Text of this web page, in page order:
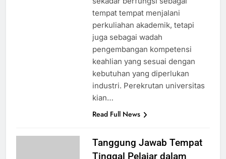
tempat tempat menjalani
perkuliahan akademik, tetapi
juga sebagai wadah
pengembangan kompetensi
keahlian yang sesuai dengan
kebutuhan yang diperlukan
industri. Perekrutan universitas
kian…
Read Full News
Tanggung Jawab Tempat
Tinggal Pelajar dalam